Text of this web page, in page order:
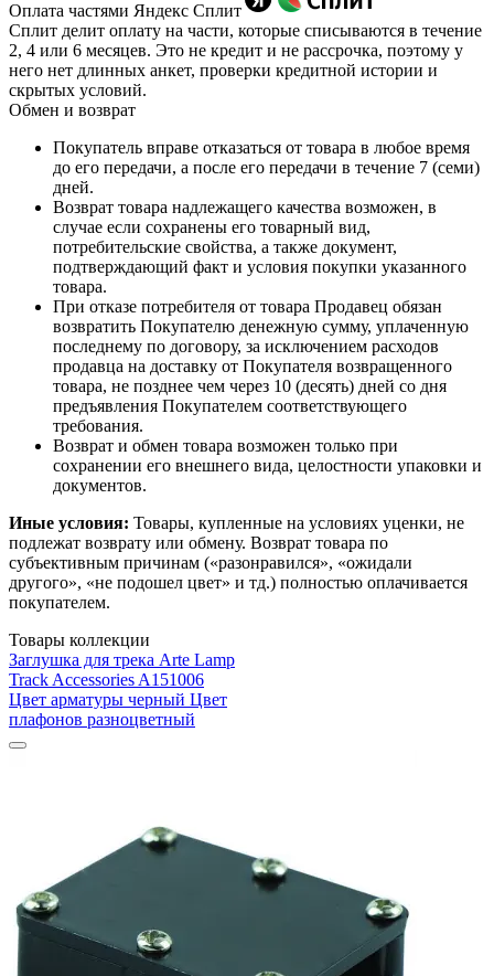
Оплата частями Яндекс Сплит
Сплит делит оплату на части, которые списываются в течение
2, 4 или 6 месяцев. Это не кредит и не рассрочка, поэтому у
него нет длинных анкет, проверки кредитной истории и
скрытых условий.
Обмен и возврат
Покупатель вправе отказаться от товара в любое время
до его передачи, а после его передачи в течение 7 (семи)
дней.
Возврат товара надлежащего качества возможен, в
случае если сохранены его товарный вид,
потребительские свойства, а также документ,
подтверждающий факт и условия покупки указанного
товара.
При отказе потребителя от товара Продавец обязан
возвратить Покупателю денежную сумму, уплаченную
последнему по договору, за исключением расходов
продавца на доставку от Покупателя возвращенного
товара, не позднее чем через 10 (десять) дней со дня
предъявления Покупателем соответствующего
требования.
Возврат и обмен товара возможен только при
сохранении его внешнего вида, целостности упаковки и
документов.
Иные условия: Товары, купленные на условиях уценки, не
подлежат возврату или обмену. Возврат товара по
субъективным причинам («разонравился», «ожидали
другого», «не подошел цвет» и тд.) полностью оплачивается
покупателем.
Товары коллекции
Заглушка для трека Arte Lamp
Track Accessories A151006
Цвет арматуры черный Цвет
плафонов разноцветный